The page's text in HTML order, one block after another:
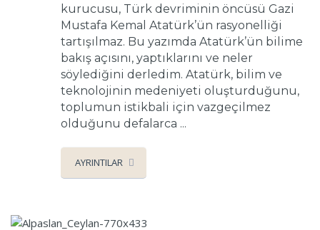
kurucusu, Türk devriminin öncüsü Gazi
Mustafa Kemal Atatürk’ün rasyonelliği
tartışılmaz. Bu yazımda Atatürk’ün bilime
bakış açısını, yaptıklarını ve neler
söylediğini derledim. Atatürk, bilim ve
teknolojinin medeniyeti oluşturduğunu,
toplumun istikbali için vazgeçilmez
olduğunu defalarca ...
AYRINTILAR